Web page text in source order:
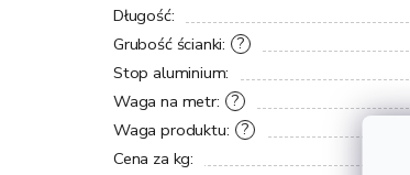
Długość:
?
Grubość ścianki:
Stop aluminium:
?
Waga na metr:
?
Waga produktu:
Cena za kg: